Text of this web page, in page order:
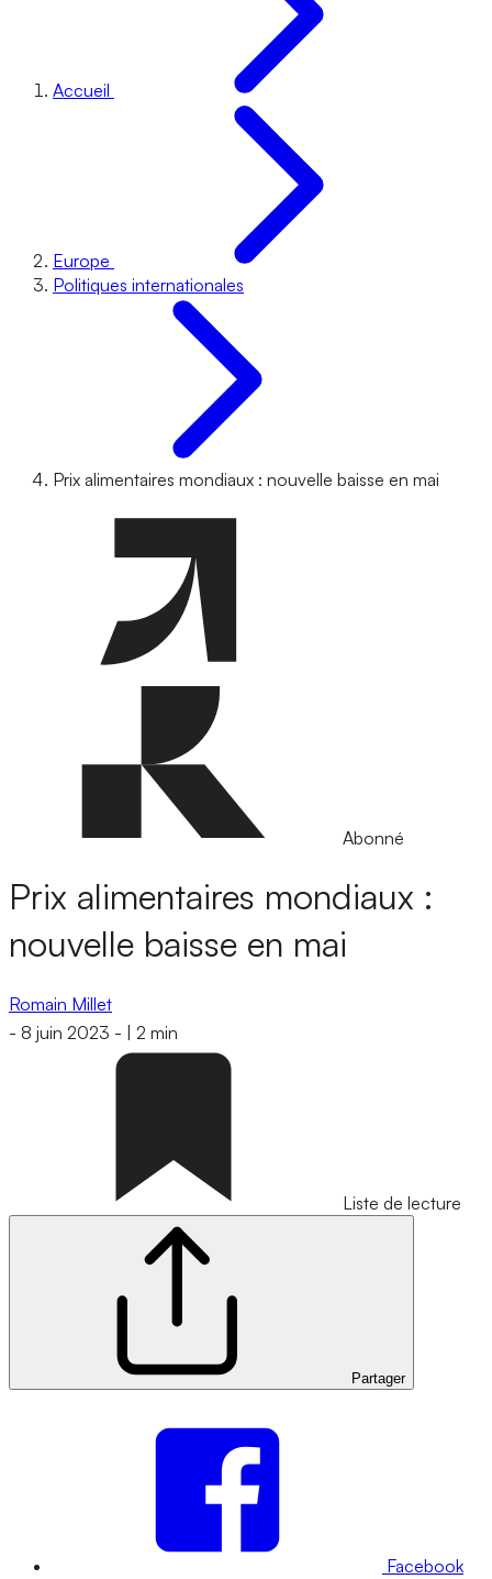
Accueil
Europe
Politiques internationales
Prix alimentaires mondiaux : nouvelle baisse en mai
Abonné
Prix alimentaires mondiaux :
nouvelle baisse en mai
Romain Millet
- 8 juin 2023 - 2 min
Liste de lecture
Partager
Facebook